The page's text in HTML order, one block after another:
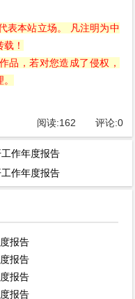
表本站立场。 凡注明为中
！
品，若对您造成了侵权，
阅读:162 评论:0
作年度报告
作年度报告
报告
报告
报告
报告